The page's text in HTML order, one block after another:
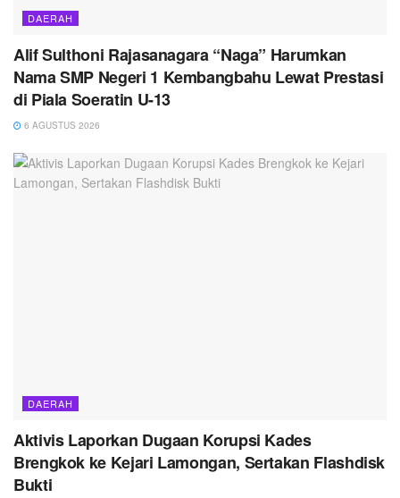
DAERAH
Alif Sulthoni Rajasanagara “Naga” Harumkan
Nama SMP Negeri 1 Kembangbahu Lewat Prestasi
di Piala Soeratin U-13
6 AGUSTUS 2026
DAERAH
Aktivis Laporkan Dugaan Korupsi Kades
Brengkok ke Kejari Lamongan, Sertakan Flashdisk
Bukti